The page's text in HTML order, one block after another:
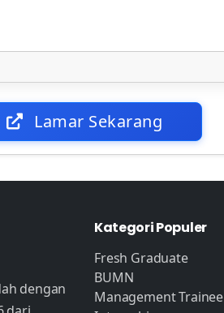
Lamar Sekarang
dengan
Kategori Populer
Fresh Graduate
BUMN
Management Trainee